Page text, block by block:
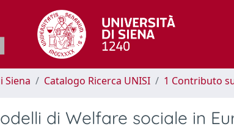
Siena Catalogo Ricerca UNISI 1 Contributo
di Welfare sociale in